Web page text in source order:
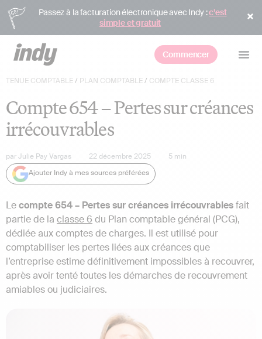
Passez à la facturation électronique avec Indy :c’est
simple et gratuit
Commencer
TENUE COMPTABLE/ PLAN COMPTABLE/ COMPTE CLASSE 6
Compte 654 – Pertes sur créances
irrécouvrables
parJulie Pay Vargas 22 décembre 2025 5 min
Ajouter Indy à mes sources préférées
Lecompte 654 – Pertes sur créances irrécouvrablesfait
partie de la classe 6 du Plan comptable général (PCG),
dédiée aux comptes de charges. Il est utilisé pour
comptabiliser les pertes liées aux créances que
l’entreprise estime définitivement impossibles à recouvrer,
après avoir tenté toutes les démarches de recouvrement
amiables ou judiciaires.